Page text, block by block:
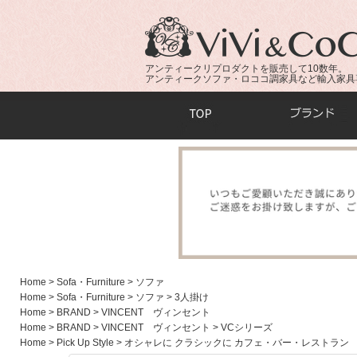
アンティークリプロダクトを販売して10数年。
アンティークソファ・ロココ調家具など輸入家
Home > Sofa・Furniture > ソファ
Home > Sofa・Furniture > ソファ > 3人掛け
Home > BRAND > VINCENT ヴィンセント
Home > BRAND > VINCENT ヴィンセント > VCシリーズ
Home > Pick Up Style > オシャレに クラシックに カフェ・バー・レストラン